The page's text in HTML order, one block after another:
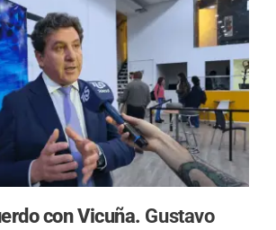
con Vicuña. Gustavo